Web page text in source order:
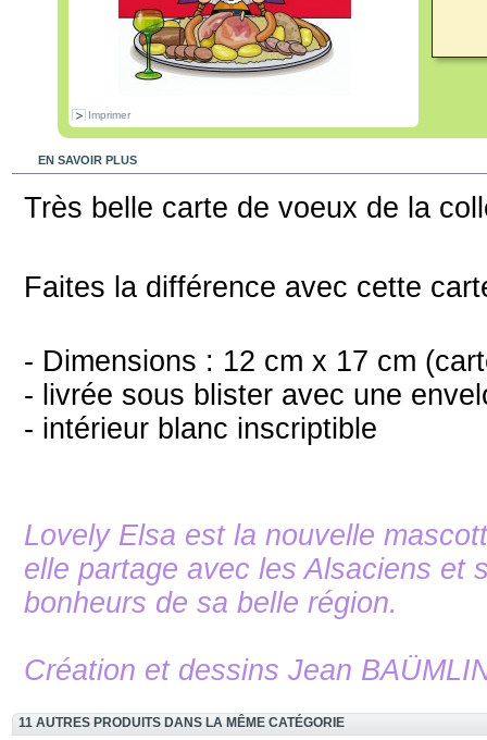
Imprimer
EN SAVOIR PLUS
Très belle carte de voeux de la
Faites la différence avec cette
- Dimensions : 12 cm x 17 cm
- livrée sous blister avec une
- intérieur blanc inscriptible
Lovely Elsa est la nouvelle
elle partage avec les Alsaciens et
bonheurs de sa belle région.
Création et dessins Jean
11 AUTRES PRODUITS DANS LA MÊME CATÉGORIE